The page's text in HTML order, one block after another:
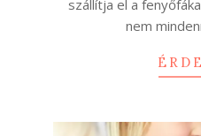
szállítja el a
nem